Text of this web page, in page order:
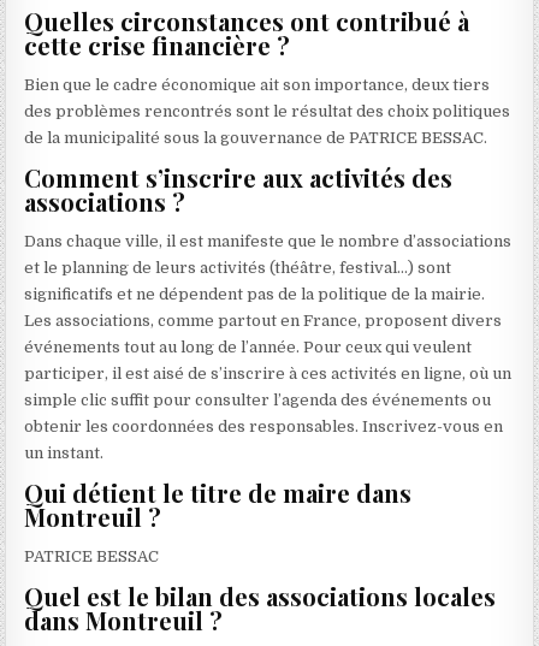
Quelles circonstances ont contribué à
cette crise financière ?
Bien que le cadre économique ait son importance, deux tiers
des problèmes rencontrés sont le résultat des choix politiques
de la municipalité sous la gouvernance de PATRICE BESSAC.
Comment s’inscrire aux activités des
associations ?
Dans chaque ville, il est manifeste que le nombre d’associations
et le planning de leurs activités (théâtre, festival…) sont
significatifs et ne dépendent pas de la politique de la mairie.
Les associations, comme partout en France, proposent divers
événements tout au long de l’année. Pour ceux qui veulent
participer, il est aisé de s’inscrire à ces activités en ligne, où un
simple clic suffit pour consulter l’agenda des événements ou
obtenir les coordonnées des responsables. Inscrivez-vous en
un instant.
Qui détient le titre de maire dans
Montreuil ?
PATRICE BESSAC
Quel est le bilan des associations locales
dans Montreuil ?